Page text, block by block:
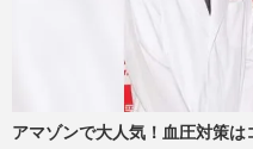
アマゾンで大人気！血圧対策は